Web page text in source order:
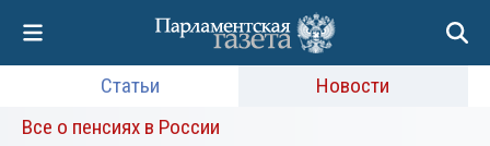
Статьи
Новости
Все о пенсиях в России